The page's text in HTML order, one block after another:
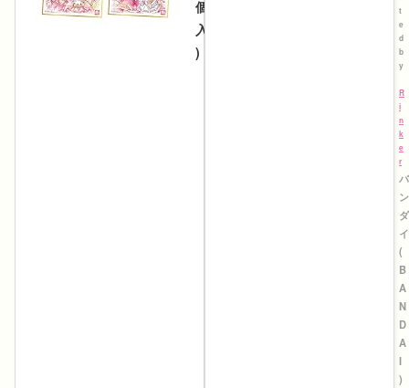
個
入
)
t
e
d
b
y
R
i
n
k
e
r
バ
ン
ダ
イ
(
B
A
N
D
A
I
)